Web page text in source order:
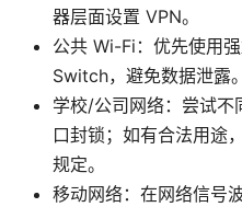
器层面设置 VPN。
公共 Wi-Fi：优先使用
Switch，避免数据泄露。
学校/公司网络：尝试不
口封锁；如有合法用途
规定。
移动网络：在网络信号